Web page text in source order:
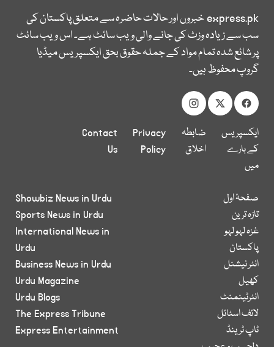
express.pkخبروں اور حالات حاضرہ سے متعلق پاکستان کی
سب سے زیادہ وزٹ کی جانے والی ویب سائٹ ہے۔ اس ویب سائٹ
پر شائع شدہ تمام مواد کے جملہ حقوق بحق ایکسپریس میڈیا
گروپ محفوظ ہیں۔
ایکسپریس
کے بارے
میں
ضابطہ
اخلاق
Privacy
Policy
Contact
Us
صفحۂ اول
تازہ ترین
غزہ لہو لہو
پاکستان
انٹر نیشنل
کھیل
انٹرٹینمنٹ
لائف اسٹائل
ٹاپ ٹرینڈ
Showbiz News in Urdu
Sports News in Urdu
International News in
Urdu
Business News in Urdu
Urdu Magazine
Urdu Blogs
The Express Tribune
Express Entertainment